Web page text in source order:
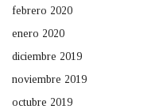
febrero 2020
enero 2020
diciembre 2019
noviembre 2019
octubre 2019